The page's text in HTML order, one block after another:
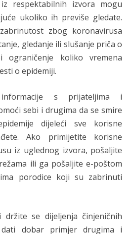
respektabilnih izvora mogu
ukoliko ih previše gledate.
zbog koronavirusa
gledanje ili slušanje priča o
ograničenje koliko vremena
o epidemiji.
s prijateljima i
sebi i drugima da se smire
dijeleći sve korisne
Ako primijetite korisne
iz uglednog izvora, pošaljite
ili ga pošaljite e-poštom
porodice koji su zabrinuti
se dijeljenja činjeničnih
dati dobar primjer drugima i